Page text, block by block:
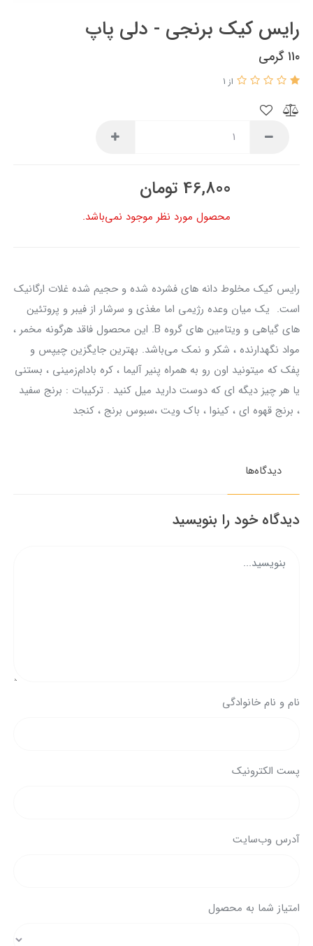
رایس کیک برنجی - دلی پاپ
۱۱۰ گرمی
از 1
46,800 تومان
محصول مورد نظر موجود نمی‌باشد.
رایس کیک مخلوط دانه های فشرده شده و حجیم شده غلات ارگانیک
است. یک میان وعده رژیمی اما مغذی و سرشار از فیبر و پروتئین
های گیاهی و ویتامین های گروه B. این محصول فاقد هرگونه مخمر ،
مواد نگهدارنده ، شکر و نمک می‌باشد. بهترین جایگزین چیپس و
پفک که میتونید اون رو به همراه پنیر آلیما ، کره بادام‌زمینی ، بستنی
یا هر چیز دیگه ای که دوست دارید میل کنید . ترکیبات : برنج سفید
، برنج قهوه ای ، کینوا ، باک ویت ،سبوس برنج ، کنجد
دیدگاه‌ها
دیدگاه خود را بنویسید
نام و نام خانوادگی
پست الکترونیک
آدرس وب‌سایت
امتیاز شما به محصول